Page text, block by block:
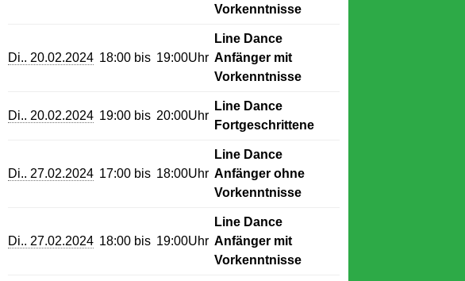
Vorkenntnisse
Di.. 20.02.2024 18:00 bis 19:00Uhr
Line Dance
Anfänger mit
Vorkenntnisse
Di.. 20.02.2024 19:00 bis 20:00Uhr
Line Dance
Fortgeschrittene
Di.. 27.02.2024 17:00 bis 18:00Uhr
Line Dance
Anfänger ohne
Vorkenntnisse
Di.. 27.02.2024 18:00 bis 19:00Uhr
Line Dance
Anfänger mit
Vorkenntnisse